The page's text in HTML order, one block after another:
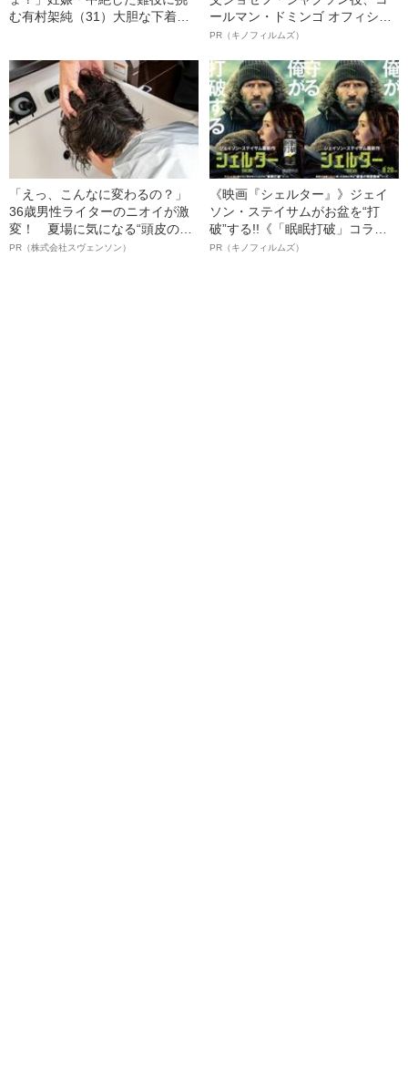
む有村架純（31）大胆な下着
ールマン・ドミンゴ オフィシャ
ルインタビュー“観客を魅了した
語る”《日本興収70億円突破》
PR（キノフィルムズ）
「えっ、こんなに変わるの？」
36歳男性ライターのニオイが激
変！ 夏場に気になる“頭皮のニ
オイ”や“ベタつき”を解消す
PR（株式会社スヴェンソン）
《映画『シェルター』》ジェイ
ソン・ステイサムがお盆を“打
破”する!!《「眠眠打破」コラ
ボ》
PR（キノフィルムズ）